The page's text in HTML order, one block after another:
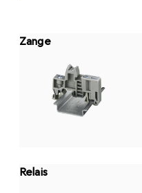
Zange
Relais